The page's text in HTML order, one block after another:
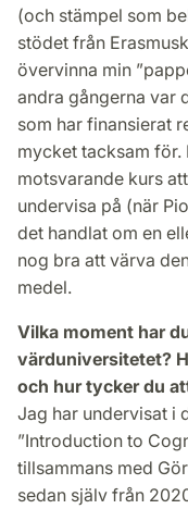
(och stämpel som
stödet från
övervinna min
andra gångerna var
som har finansierat
mycket tacksam för.
motsvarande kurs
undervisa på (när
det handlat om en
nog bra att värva
medel.
Vilka moment har
värduniversitetet?
och hur tycker du
Jag har undervisat i
”Introduction to
tillsammans med
sedan själv från